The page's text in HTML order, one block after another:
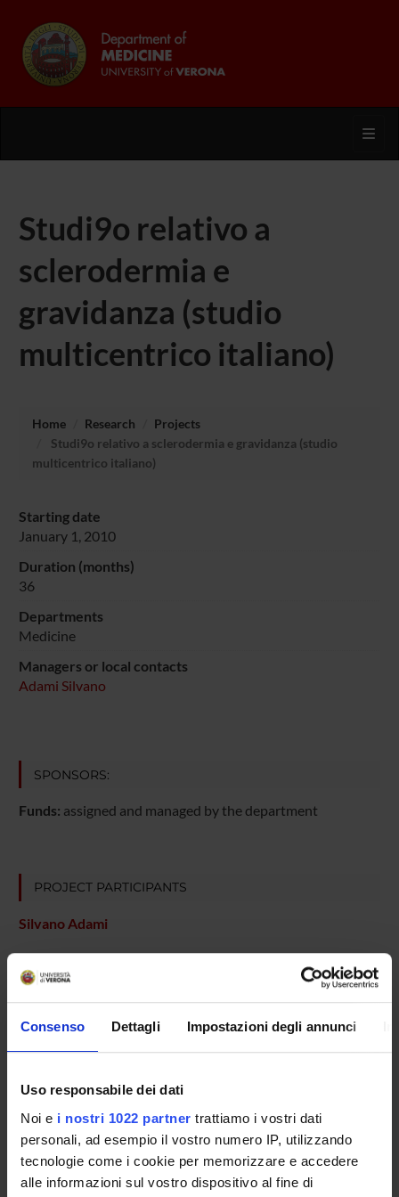
Consenso Dettagli Impostazioni degli annunci
Uso responsabile dei dati
Noi e i nostri 1022 partner trattiamo i vostri dati
personali, ad esempio il vostro numero IP, utilizzando
tecnologie come i cookie per memorizzare e accedere
alle informazioni sul vostro dispositivo al fine di
Studi9o relativo a
sclerodermia e
gravidanza (studio
multicentrico italiano)
Home Research
Projects
Studi9o relativo a sclerodermia e gravidanza (studio
multicentrico italiano)
Starting date
January 1, 2010
Duration (months)
36
Departments
Medicine
Managers or local contacts
Adami Silvano
SPONSORS:
Funds: assigned and managed by the department
PROJECT PARTICIPANTS
Silvano Adami
COLLABORATORI ESTERNI
Paola Caramaschi
Azienda Ospedaliera di Verona Reumatologia Dirigente
RESEARCH AREAS INVOLVED IN THE PROJECT
Rheumatology (DM)